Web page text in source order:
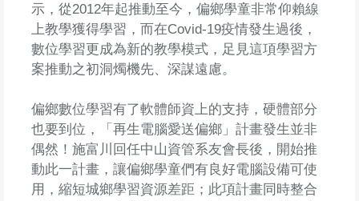
示，從2012年起推動至今，偏鄉學童非常仰賴線
上教學獲得學習，而在Covid-19疫情發生過後，
數位學習更成為新的教學模式，足見這項學習方
案推動之初洞燭機先、深謀遠慮。
偏鄉數位學習有了軟體師資上的支持，硬體部分
也要到位，「再生電腦愛送偏鄉」計畫發生並非
偶然！施富川回任中山資管系友會長後，開始推
動此一計畫，讓偏鄉學童們有良好電腦設備可使
用，縮短城鄉學習資源差距；此項計畫同時整合